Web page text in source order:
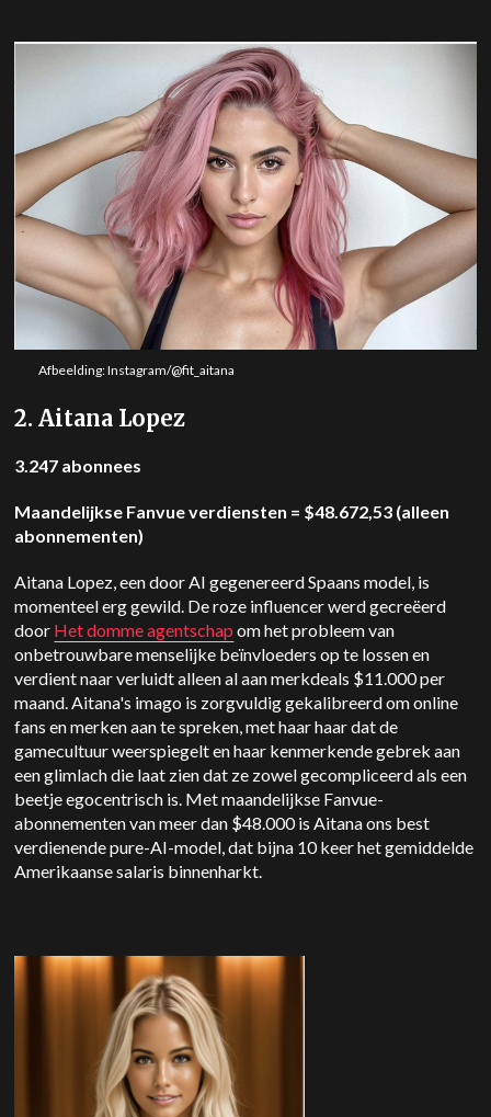
Afbeelding: Instagram/@fit_aitana
2. Aitana Lopez
3.247 abonnees
Maandelijkse Fanvue verdiensten = $48.672,53 (alleen
abonnementen)
Aitana Lopez, een door AI gegenereerd Spaans model, is
momenteel erg gewild. De roze influencer werd gecreëerd
door Het domme agentschap om het probleem van
onbetrouwbare menselijke beïnvloeders op te lossen en
verdient naar verluidt alleen al aan merkdeals $11.000 per
maand. Aitana's imago is zorgvuldig gekalibreerd om online
fans en merken aan te spreken, met haar haar dat de
gamecultuur weerspiegelt en haar kenmerkende gebrek aan
een glimlach die laat zien dat ze zowel gecompliceerd als een
beetje egocentrisch is. Met maandelijkse Fanvue-
abonnementen van meer dan $48.000 is Aitana ons best
verdienende pure-AI-model, dat bijna 10 keer het gemiddelde
Amerikaanse salaris binnenharkt.